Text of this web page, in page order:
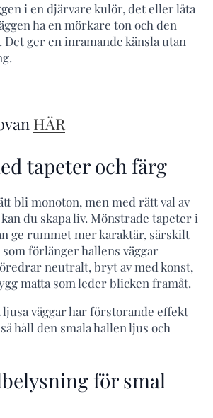
i en djärvare kulör, det eller låta
ha en mörkare ton och den
Det ger en inramande känsla utan
HÄR
tapeter och färg
bli monoton, men med rätt val av
du skapa liv. Mönstrade tapeter i
ge rummet mer karaktär, särskilt
förlänger hallens väggar
neutralt, bryt av med konst,
matta som leder blicken framåt.
ljusa väggar har förstorande effekt
håll den smala hallen ljus och
för smal